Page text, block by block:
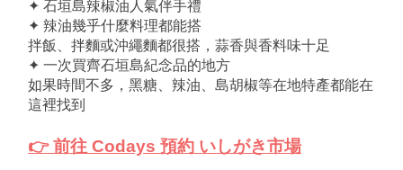
✦ 石垣島辣椒油人氣伴手禮
✦ 辣油幾乎什麼料理都能搭
拌飯、拌麵或沖繩麵都很搭，蒜香與香料味十足
✦ 一次買齊石垣島紀念品的地方
如果時間不多，黑糖、辣油、島胡椒等在地特產都能在
這裡找到
👉 前往 Codays 預約 いしがき市場